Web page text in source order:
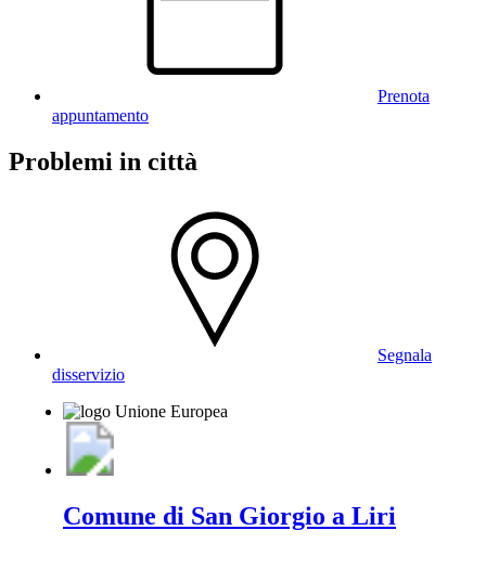
Prenota
appuntamento
Problemi in città
Segnala
disservizio
Comune di San Giorgio a Liri